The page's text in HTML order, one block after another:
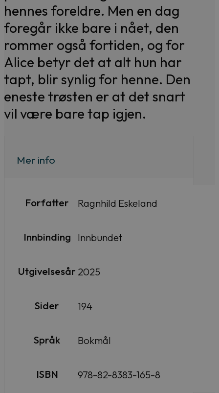
hennes foreldre. Men en dag
foregår ikke bare i nået, den
rommer også fortiden, og for
Alice betyr det at alt hun har
tapt, blir synlig for henne. Den
eneste trøsten er at det snart
vil være bare tap igjen.
Mer info
Forfatter Ragnhild Eskeland
Innbinding Innbundet
Utgivelsesår 2025
Sider 194
Språk Bokmål
ISBN 978-82-8383-165-8